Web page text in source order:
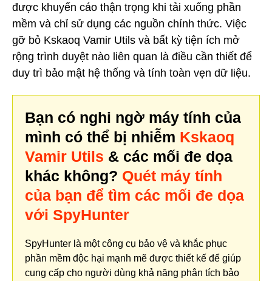
được khuyến cáo thận trọng khi tải xuống phần
mềm và chỉ sử dụng các nguồn chính thức. Việc
gỡ bỏ Kskaoq Vamir Utils và bất kỳ tiện ích mở
rộng trình duyệt nào liên quan là điều cần thiết để
duy trì bảo mật hệ thống và tính toàn vẹn dữ liệu.
Bạn có nghi ngờ máy tính của
mình có thể bị nhiễm Kskaoq
Vamir Utils & các mối đe dọa
khác không? Quét máy tính
của bạn để tìm các mối đe dọa
với SpyHunter
SpyHunter là một công cụ bảo vệ và khắc phục
phần mềm độc hại mạnh mẽ được thiết kế để giúp
cung cấp cho người dùng khả năng phân tích bảo